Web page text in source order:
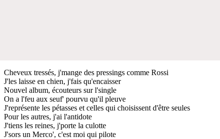
Cheveux tressés, j'mange des pressings comme Rossi
J'les laisse en chien, j'fais qu'encaisser
Nouvel album, écouteurs sur l'single
On a l'feu aux seuf' pourvu qu'il pleuve
J'représente les pétasses et celles qui choisissent d'être seules
Pour les autres, j'ai l'antidote
J'tiens les reines, j'porte la culotte
J'sors un Merco', c'est moi qui pilote